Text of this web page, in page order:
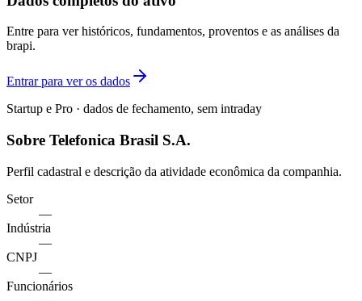
Entre para ver históricos, fundamentos, proventos e as análises da
brapi.
Entrar para ver os dados
Startup e Pro · dados de fechamento, sem intraday
Sobre Telefonica Brasil S.A.
Perfil cadastral e descrição da atividade econômica da companhia.
Setor
—
Indústria
—
CNPJ
—
Funcionários